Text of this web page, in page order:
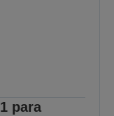
para